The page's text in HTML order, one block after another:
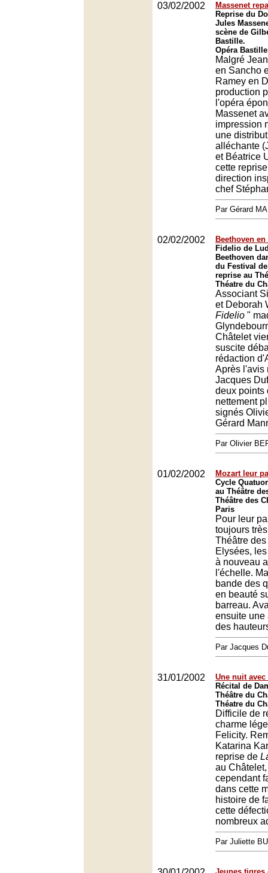
03/02/2002
Massenet
Reprise du
Jules
scène de
Bastille.
Opéra
Malgré
en Sancho
Ramey en
production
l'opéra
Massenet
impression
une
alléchante
et Béatrice
cette
direction
chef
Par Gérard
02/02/2002
Beethoven
Fidelio de
Beethoven
du Festival
reprise au
Théatre du
Associant
et Deborah
Fidelio "
Châtelet
suscite
rédaction
Après l'avis
Jacques
deux points
nettement
signés
Gérard
Par Olivier
01/02/2002
Mozart leur
Cycle
au Théâtre
Théâtre des
Paris
Pour leur
toujours
Théâtre
Elysées,
à nouveau
l'échelle.
bande des
en beauté
barreau.
ensuite une
des
Par Jacques
31/01/2002
Une nuit
Récital de
Théâtre du
Théatre du
Difficile de
charme
Felicity.
Katarina
reprise de
au
cependant
dans cette
histoire de
cette
nombreux
Par Juliette